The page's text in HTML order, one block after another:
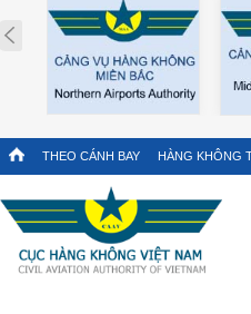
Prev
THEO CÁNH BAY HÀNG KHÔNG